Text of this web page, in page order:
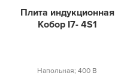
Плита индукционная
Кобор I7- 4S1
Напольная; 400 В